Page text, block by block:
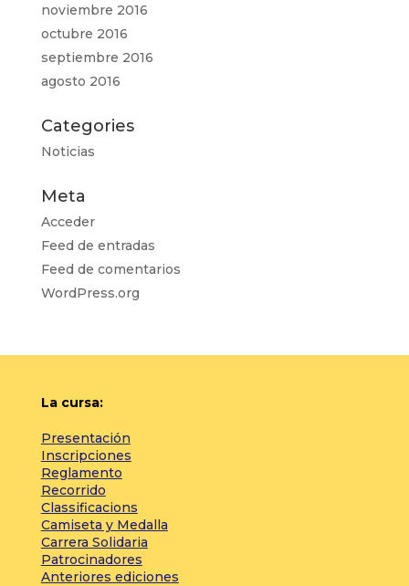
noviembre 2016
octubre 2016
septiembre 2016
agosto 2016
Categories
Noticias
Meta
Acceder
Feed de entradas
Feed de comentarios
WordPress.org
La cursa:
Presentación
Inscripciones
Reglamento
Recorrido
Classificacions
Camiseta y Medalla
Carrera Solidaria
Patrocinadores
Anteriores ediciones